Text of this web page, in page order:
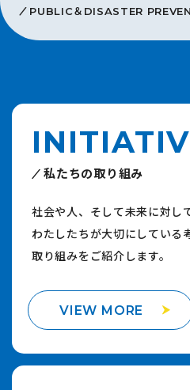
PUBLIC＆DISASTER
私たちの取り組み
社会や人、そして未来に対し
わたしたちが大切にしている
取り組みをご紹介します。
VIEW MORE